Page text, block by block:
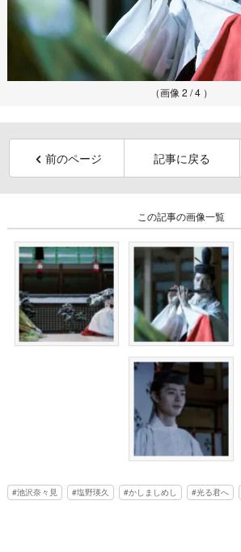
（画像 2 / 4 ）
前のページ 記事に戻る
この記事の画像一覧
池沢奈々見 塩野瑛久 かしましめし 光る君へ